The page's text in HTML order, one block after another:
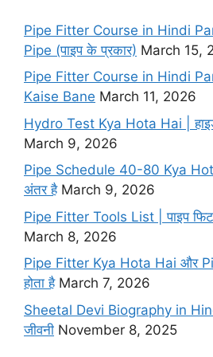
o
o
k
g
r
a
m
d
I
n
r
Pipe Fitter Course in Hindi
Pipe (पाइप के प्रकार) March 15,
Pipe Fitter Course in Hindi
Kaise Bane March 11, 2026
Hydro Test Kya Hota Hai |
March 9, 2026
Pipe Schedule 40-80 Kya
अंतर है March 9, 2026
Pipe Fitter Tools List | पाइप
March 8, 2026
Pipe Fitter Kya Hota Hai और
होता है March 7, 2026
Sheetal Devi Biography in
जीवनी November 8, 2025